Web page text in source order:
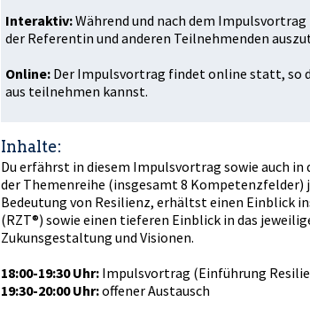
Interaktiv:Während und nach dem
der Referentin und anderen Teilnehmenden
Online: Der Impulsvortrag findet online statt, so
aus teilnehmen kannst.
Inhalte:
Du erfährst in diesem Impulsvortrag sowie auch
der Themenreihe (insgesamt 8 Kompetenzfelder)
Bedeutung von Resilienz, erhältst einen Einblick
(RZT®) sowie einen tieferen Einblick in das
Zukunftsgestaltung und Visionen.
18:00-19:30 Uhr: Impulsvortrag (Einführung
19:30-20:00 Uhr:offener Austausch